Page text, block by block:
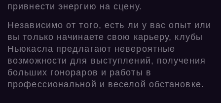
привнести энергию на сцену.
Независимо от того, есть ли у вас опыт или
вы только начинаете свою карьеру, клубы
Ньюкасла предлагают невероятные
возможности для выступлений, получения
больших гонораров и работы в
профессиональной и веселой обстановке.